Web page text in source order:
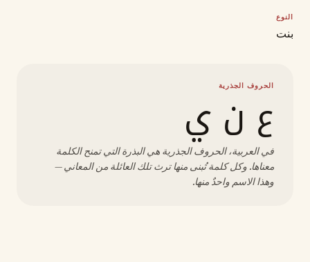
النوع
بنت
الحروف الجذرية
ع ن ي
في العربية، الحروف الجذرية هي البذرة التي تمنح الكلمة
معناها. وكل كلمة تُبنى منها ترث تلك العائلة من المعاني —
وهذا الاسم واحدٌ منها.